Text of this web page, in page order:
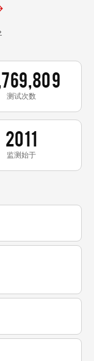
测试次数
2011
监测始于